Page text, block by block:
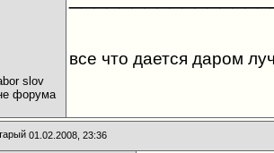
все что дается даром
01.02.2008, 23:36